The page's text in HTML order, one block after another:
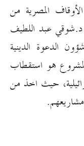
المصرية من
د.شوقي عبد اللطيف
الدعوة الدينية
هو استقطاب
حيث اخذ من